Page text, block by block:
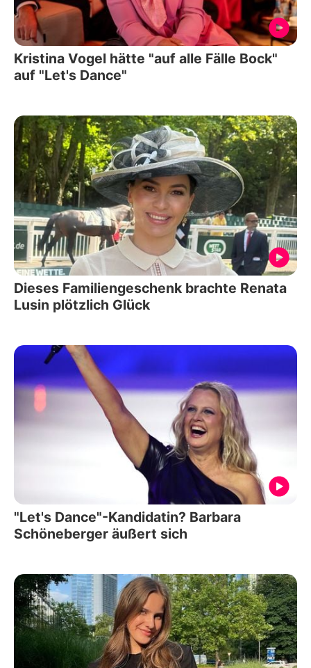
Kristina Vogel hätte "auf alle Fälle Bock"
auf "Let's Dance"
Dieses Familiengeschenk brachte Renata
Lusin plötzlich Glück
"Let's Dance"-Kandidatin? Barbara
Schöneberger äußert sich